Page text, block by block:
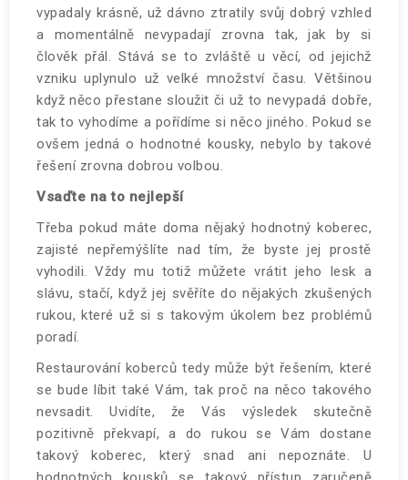
vypadaly krásně, už dávno ztratily svůj dobrý vzhled
a momentálně nevypadají zrovna tak, jak by si
člověk přál. Stává se to zvláště u věcí, od jejichž
vzniku uplynulo už velké množství času. Většinou
když něco přestane sloužit či už to nevypadá dobře,
tak to vyhodíme a pořídíme si něco jiného. Pokud se
ovšem jedná o hodnotné kousky, nebylo by takové
řešení zrovna dobrou volbou.
Vsaďte na to nejlepší
Třeba pokud máte doma nějaký hodnotný koberec,
zajisté nepřemýšlíte nad tím, že byste jej prostě
vyhodili. Vždy mu totiž můžete vrátit jeho lesk a
slávu, stačí, když jej svěříte do nějakých zkušených
rukou, které už si s takovým úkolem bez problémů
poradí.
Restaurování koberců tedy může být řešením, které
se bude líbit také Vám, tak proč na něco takového
nevsadit. Uvidíte, že Vás výsledek skutečně
pozitivně překvapí, a do rukou se Vám dostane
takový koberec, který snad ani nepoznáte. U